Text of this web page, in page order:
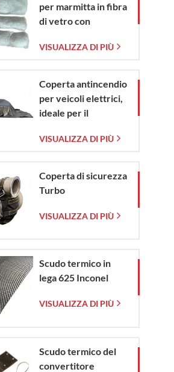
per marmitta in fibra
di vetro con
vetro intrecciata
VISUALIZZA DI PIÙ
Coperta antincendio
per veicoli elettrici,
ideale per il
emergenze in caso di
elettrici e
automobili.
VISUALIZZA DI PIÙ
Coperta di sicurezza
Turbo
VISUALIZZA DI PIÙ
Scudo termico in
lega 625 Inconel
VISUALIZZA DI PIÙ
Scudo termico del
convertitore